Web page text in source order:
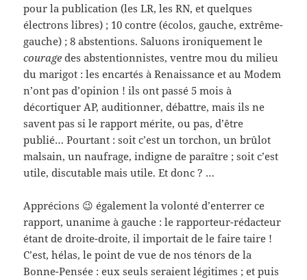
pour la publication (les LR, les RN, et quelques
électrons libres) ; 10 contre (écolos, gauche, extrême-
gauche) ; 8 abstentions. Saluons ironiquement le
couragedes abstentionnistes, ventre mou du milieu
du marigot : les encartés à Renaissance et au Modem
n’ont pas d’opinion ! ils ont passé 5 mois à
décortiquer AP, auditionner, débattre, mais ils ne
savent pas si le rapport mérite, ou pas, d’être
publié… Pourtant : soit c’est un torchon, un brûlot
malsain, un naufrage, indigne de paraître ; soit c’est
utile, discutable mais utile. Et donc ? …
Apprécions 😉 également la volonté d’enterrer ce
rapport, unanime à gauche : le rapporteur-rédacteur
étant de droite-droite, il importait de le faire taire !
C’est, hélas, le point de vue de nos ténors de la
Bonne-Pensée : eux seuls seraient légitimes ; et puis